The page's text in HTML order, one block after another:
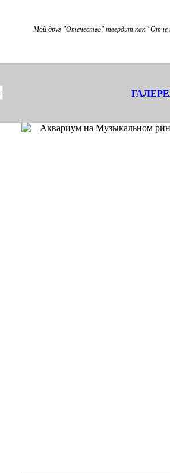
Мой друг "Отечество" твердит как "Отче